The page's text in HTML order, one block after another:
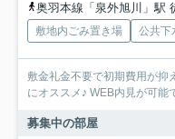
奥羽本線「泉外旭川」駅
敷地内ごみ置き場 公共下
敷金礼金不要で初期費用が抑
にオススメ♪ WEB内見が可能
募集中の部屋